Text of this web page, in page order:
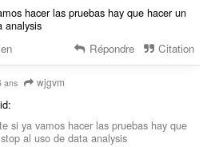
hacer las pruebas hay que hacer un
analysis
Répondre Citation
ans wjgvm
si ya vamos hacer las pruebas hay que
al uso de data analysis